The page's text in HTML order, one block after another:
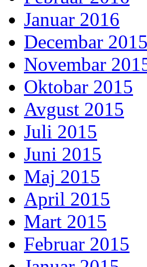
Januar 2016
Decembar 2015
Novembar
Oktobar 2015
Avgust 2015
Juli 2015
Juni 2015
Maj 2015
April 2015
Mart 2015
Februar 2015